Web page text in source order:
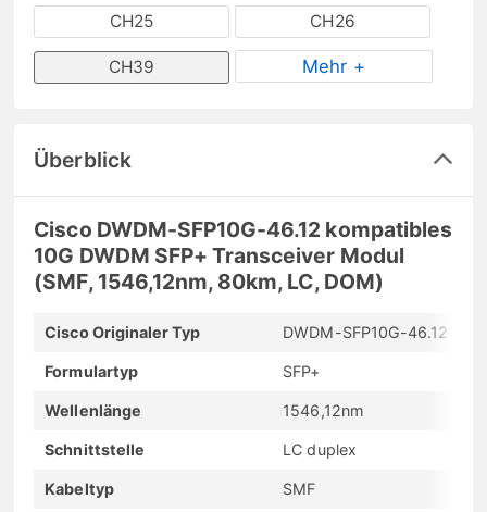
CH25 CH26
CH39 Mehr +
Überblick
Cisco DWDM-SFP10G-46.12 kompatibles
10G DWDM SFP+ Transceiver Modul
(SMF, 1546,12nm, 80km, LC, DOM)
Cisco Originaler Typ DWDM-SFP10G-46.12
Formulartyp SFP+
Wellenlänge 1546,12nm
Schnittstelle LC duplex
Kabeltyp SMF